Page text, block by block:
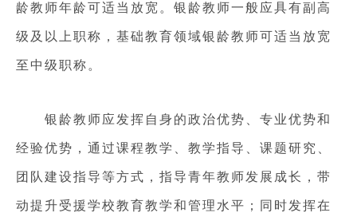
龄教师年龄可适当放宽。银龄教师一般应具有副高
级及以上职称，基础教育领域银龄教师可适当放宽
至中级职称。
银龄教师应发挥自身的政治优势、专业优势和
经验优势，通过课程教学、教学指导、课题研究、
团队建设指导等方式，指导青年教师发展成长，带
动提升受援学校教育教学和管理水平；同时发挥在